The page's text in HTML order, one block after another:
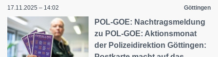
17.11.2025 – 14:02 Göttingen
POL-GOE: Nachtragsmeldung
zu POL-GOE: Aktionsmonat
der Polizeidirektion Göttingen: